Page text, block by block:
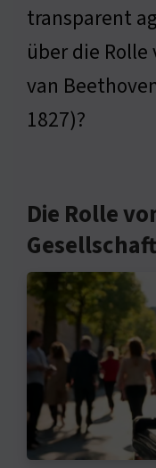
transparent
über die
van
1827)?
Die Rolle
Gesellschaft